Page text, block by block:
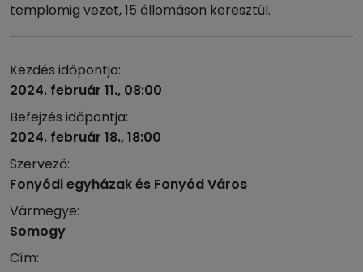
templomig vezet, 15 állomáson keresztül.
Kezdés időpontja:
2024. február 11., 08:00
Befejzés időpontja:
2024. február 18., 18:00
Szervező:
Fonyódi egyházak és Fonyód Város
Vármegye:
Somogy
Cím: